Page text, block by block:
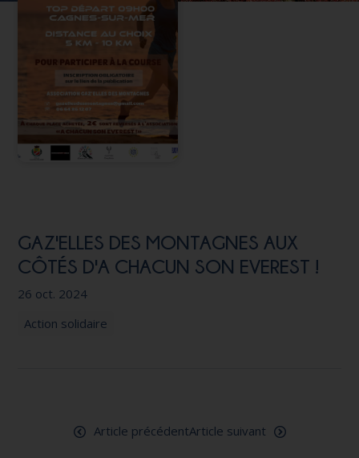
Nous soutenir
GAZ'ELLES DES MONTAGNES AUX
CÔTÉS D'A CHACUN SON EVEREST !
26 oct. 2024
Action solidaire
Article précédentArticle suivant